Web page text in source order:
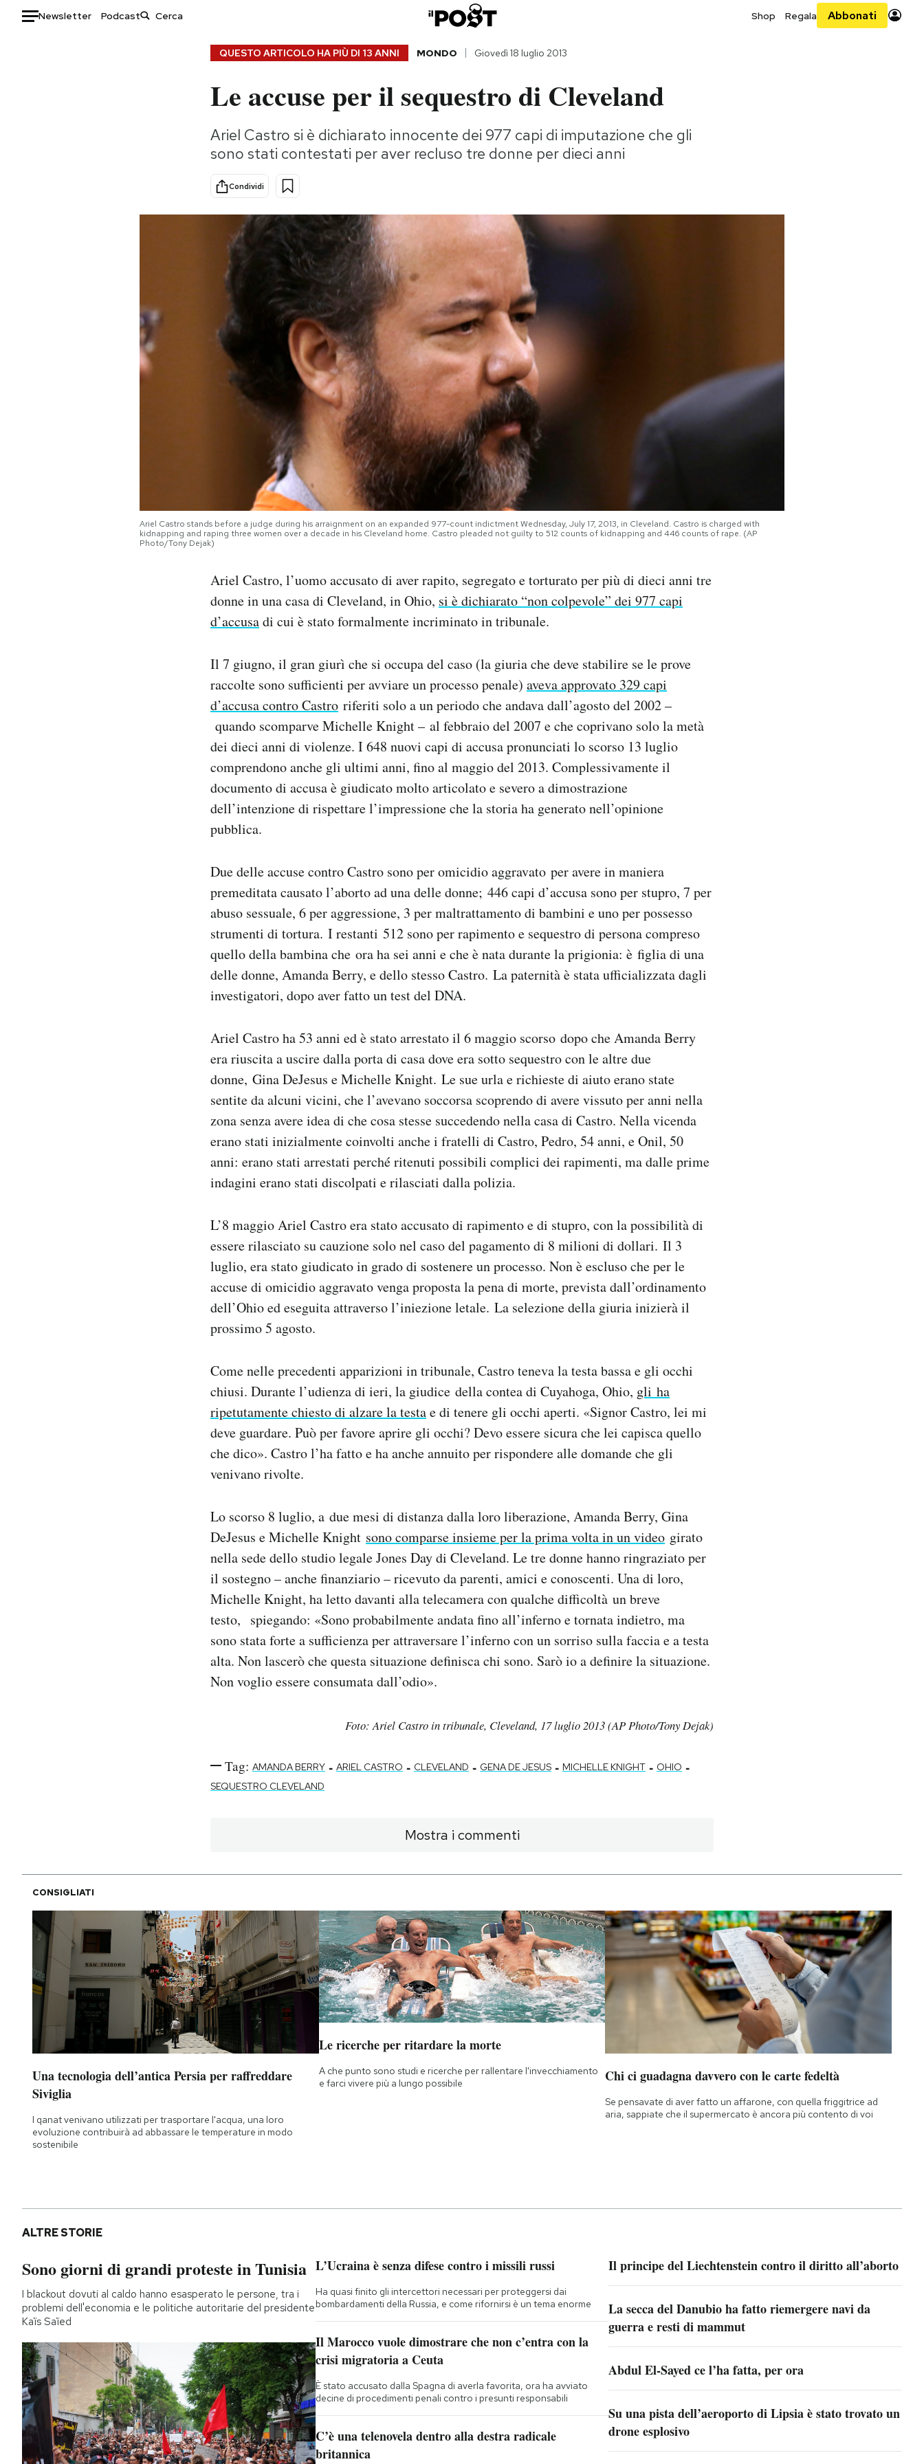
Newsletter Podcast Shop Regala Abbonati
Consumismi
Storie/Idee
Ok Boomer!
Media
Mondiali calcio 2026
QUESTO ARTICOLO HA PIÙ DI 13 ANNI MONDO Giovedì 18 luglio 2013
Le accuse per il sequestro di Cleveland
Ariel Castro si è dichiarato innocente dei 977 capi di imputazione che gli
sono stati contestati per aver recluso tre donne per dieci anni
Condividi
Ariel Castro stands before a judge during his arraignment on an expanded 977-count indictment Wednesday, July 17, 2013, in Cleveland. Castro is charged with
kidnapping and raping three women over a decade in his Cleveland home. Castro pleaded not guilty to 512 counts of kidnapping and 446 counts of rape. (AP
Photo/Tony Dejak)
Ariel Castro, l’uomo accusato di aver rapito, segregato e torturato per più di dieci anni tre
donne in una casa di Cleveland, in Ohio, si è dichiarato “non colpevole” dei 977 capi
d’accusadi cui è stato formalmente incriminato in tribunale.
Il 7 giugno, il gran giurì che si occupa del caso (la giuria che deve stabilire se le prove
raccolte sono sufficienti per avviare un processo penale) aveva approvato 329 capi
d’accusa contro Castro riferiti solo a un periodo che andava dall’agosto del 2002 –
quando scomparve Michelle Knight – al febbraio del 2007 e che coprivano solo la metà
dei dieci anni di violenze. I 648 nuovi capi di accusa pronunciati lo scorso 13 luglio
comprendono anche gli ultimi anni, fino al maggio del 2013. Complessivamente il
documento di accusa è giudicato molto articolato e severo a dimostrazione
dell’intenzione di rispettare l’impressione che la storia ha generato nell’opinione
pubblica.
Due delle accuse contro Castro sono per omicidio aggravato per avere in maniera
premeditata causato l’aborto ad una delle donne; 446 capi d’accusa sono per stupro, 7 per
abuso sessuale, 6 per aggressione, 3 per maltrattamento di bambini e uno per possesso
strumenti di tortura. I restanti 512 sono per rapimento e sequestro di persona compreso
quello della bambina che ora ha sei anni e che è nata durante la prigionia: è figlia di una
delle donne, Amanda Berry, e dello stesso Castro. La paternità è stata ufficializzata dagli
investigatori, dopo aver fatto un test del DNA.
Ariel Castro ha 53 anni ed è stato arrestato il 6 maggio scorso dopo che Amanda Berry
era riuscita a uscire dalla porta di casa dove era sotto sequestro con le altre due
donne, Gina DeJesus e Michelle Knight. Le sue urla e richieste di aiuto erano state
sentite da alcuni vicini, che l’avevano soccorsa scoprendo di avere vissuto per anni nella
zona senza avere idea di che cosa stesse succedendo nella casa di Castro. Nella vicenda
erano stati inizialmente coinvolti anche i fratelli di Castro, Pedro, 54 anni, e Onil, 50
anni: erano stati arrestati perché ritenuti possibili complici dei rapimenti, ma dalle prime
indagini erano stati discolpati e rilasciati dalla polizia.
L’8 maggio Ariel Castro era stato accusato di rapimento e di stupro, con la possibilità di
essere rilasciato su cauzione solo nel caso del pagamento di 8 milioni di dollari. Il 3
luglio, era stato giudicato in grado di sostenere un processo. Non è escluso che per le
accuse di omicidio aggravato venga proposta la pena di morte, prevista dall’ordinamento
dell’Ohio ed eseguita attraverso l’iniezione letale. La selezione della giuria inizierà il
prossimo 5 agosto.
Come nelle precedenti apparizioni in tribunale, Castro teneva la testa bassa e gli occhi
chiusi. Durante l’udienza di ieri, la giudice della contea di Cuyahoga, Ohio, gli ha
ripetutamente chiesto di alzare la testae di tenere gli occhi aperti. «Signor Castro, lei mi
deve guardare. Può per favore aprire gli occhi? Devo essere sicura che lei capisca quello
che dico». Castro l’ha fatto e ha anche annuito per rispondere alle domande che gli
venivano rivolte.
Lo scorso 8 luglio, a due mesi di distanza dalla loro liberazione, Amanda Berry, Gina
DeJesus e Michelle Knight sono comparse insieme per la prima volta in un video girato
nella sede dello studio legale Jones Day di Cleveland. Le tre donne hanno ringraziato per
il sostegno – anche finanziario – ricevuto da parenti, amici e conoscenti. Una di loro,
Michelle Knight, ha letto davanti alla telecamera con qualche difficoltà un breve
testo, spiegando: «Sono probabilmente andata fino all’inferno e tornata indietro, ma
sono stata forte a sufficienza per attraversare l’inferno con un sorriso sulla faccia e a testa
alta. Non lascerò che questa situazione definisca chi sono. Sarò io a definire la situazione.
Non voglio essere consumata dall’odio».
Foto: Ariel Castro in tribunale, Cleveland, 17 luglio 2013 (AP Photo/Tony Dejak)
Tag: AMANDA BERRY - ARIEL CASTRO - CLEVELAND - GENA DE JESUS - MICHELLE KNIGHT - OHIO -
SEQUESTRO CLEVELAND
Mostra i commenti
CONSIGLIATI
Una tecnologia dell’antica Persia per raffreddare
Siviglia
I qanat venivano utilizzati per trasportare l'acqua, una loro
evoluzione contribuirà ad abbassare le temperature in modo
sostenibile
Le ricerche per ritardare la morte
A che punto sono studi e ricerche per rallentare l'invecchiamento
e farci vivere più a lungo possibile
Chi ci guadagna davvero con le carte fedeltà
Se pensavate di aver fatto un affarone, con quella friggitrice ad
aria, sappiate che il supermercato è ancora più contento di voi
ALTRE STORIE
Sono giorni di grandi proteste in Tunisia
I blackout dovuti al caldo hanno esasperato le persone, tra i
problemi dell'economia e le politiche autoritarie del presidente
Kaïs Saïed
L’Ucraina è senza difese contro i missili russi
Ha quasi finito gli intercettori necessari per proteggersi dai
bombardamenti della Russia, e come rifornirsi è un tema enorme
Il Marocco vuole dimostrare che non c’entra con la
crisi migratoria a Ceuta
È stato accusato dalla Spagna di averla favorita, ora ha avviato
decine di procedimenti penali contro i presunti responsabili
C’è una telenovela dentro alla destra radicale
britannica
Il principe del Liechtenstein contro il diritto all’aborto
La secca del Danubio ha fatto riemergere navi da
guerra e resti di mammut
Abdul El-Sayed ce l’ha fatta, per ora
Su una pista dell’aeroporto di Lipsia è stato trovato un
drone esplosivo